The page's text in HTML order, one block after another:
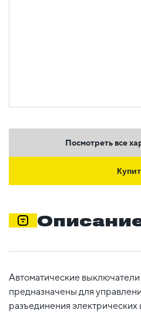
Посмотреть все
Автоматические
предназначены для
разъединения